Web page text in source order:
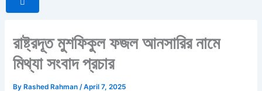
রাষ্ট্রদূত মুশফিকুল ফজল আনসারির নামে
মিথ্যা সংবাদ প্রচার
By Rashed Rahman/April 7, 2025